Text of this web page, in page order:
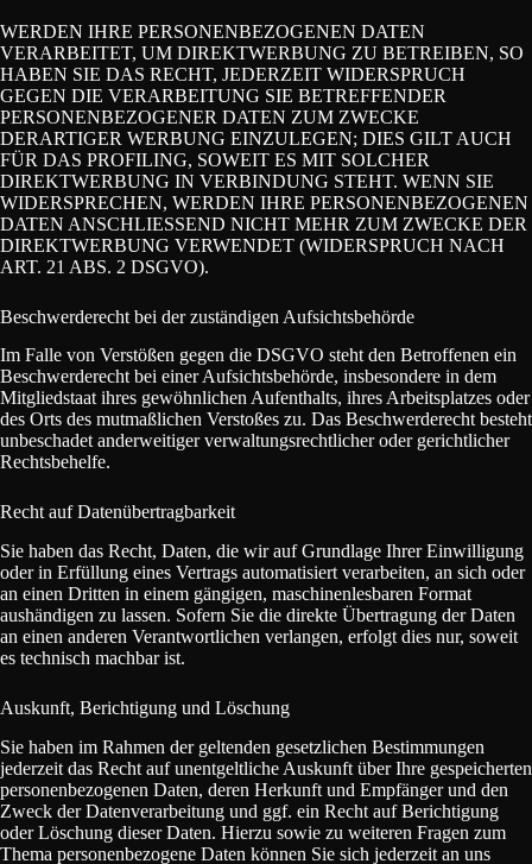
WERDEN IHRE PERSONENBEZOGENEN DATEN
VERARBEITET, UM DIREKTWERBUNG ZU BETREIBEN, SO
HABEN SIE DAS RECHT, JEDERZEIT WIDERSPRUCH
GEGEN DIE VERARBEITUNG SIE BETREFFENDER
PERSONENBEZOGENER DATEN ZUM ZWECKE
DERARTIGER WERBUNG EINZULEGEN; DIES GILT AUCH
FÜR DAS PROFILING, SOWEIT ES MIT SOLCHER
DIREKTWERBUNG IN VERBINDUNG STEHT. WENN SIE
WIDERSPRECHEN, WERDEN IHRE PERSONENBEZOGENEN
DATEN ANSCHLIESSEND NICHT MEHR ZUM ZWECKE DER
DIREKTWERBUNG VERWENDET (WIDERSPRUCH NACH
ART. 21 ABS. 2 DSGVO).
Beschwerderecht bei der zuständigen Aufsichtsbehörde
Im Falle von Verstößen gegen die DSGVO steht den Betroffenen ein
Beschwerderecht bei einer Aufsichtsbehörde, insbesondere in dem
Mitgliedstaat ihres gewöhnlichen Aufenthalts, ihres Arbeitsplatzes oder
des Orts des mutmaßlichen Verstoßes zu. Das Beschwerderecht besteht
unbeschadet anderweitiger verwaltungsrechtlicher oder gerichtlicher
Rechtsbehelfe.
Recht auf Datenübertragbarkeit
Sie haben das Recht, Daten, die wir auf Grundlage Ihrer Einwilligung
oder in Erfüllung eines Vertrags automatisiert verarbeiten, an sich oder
an einen Dritten in einem gängigen, maschinenlesbaren Format
aushändigen zu lassen. Sofern Sie die direkte Übertragung der Daten
an einen anderen Verantwortlichen verlangen, erfolgt dies nur, soweit
es technisch machbar ist.
Auskunft, Berichtigung und Löschung
Sie haben im Rahmen der geltenden gesetzlichen Bestimmungen
jederzeit das Recht auf unentgeltliche Auskunft über Ihre gespeicherten
personenbezogenen Daten, deren Herkunft und Empfänger und den
Zweck der Datenverarbeitung und ggf. ein Recht auf Berichtigung
oder Löschung dieser Daten. Hierzu sowie zu weiteren Fragen zum
Thema personenbezogene Daten können Sie sich jederzeit an uns